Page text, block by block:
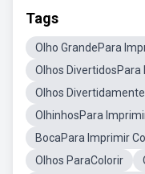
Tags
Olho GrandePara
Olhos DivertidosPara
Olhos
OlhinhosPara
BocaPara Imprimir
Olhos ParaColorir